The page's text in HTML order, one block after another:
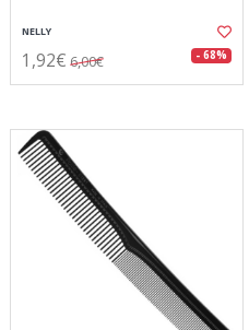
NELLY
1,92€ 6,00€ - 68%